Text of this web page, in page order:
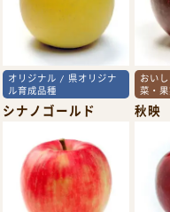
オリジナル / 県オリジナ
ル育成品種
シナノゴールド
おい
菜・
秋映